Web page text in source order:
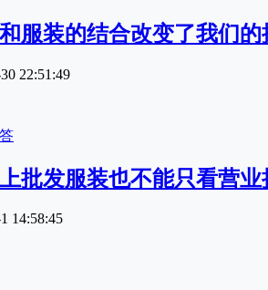
服装的结合改变了我们
22:51:49
批发服装也不能只看营
14:58:45